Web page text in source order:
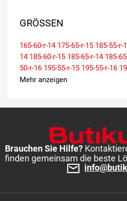
GRÖSSEN
165-60-r-14 175-65-r-15 185-55-r-
14 185-60-r-15 185-65-r-14 185-
50-r-16 195-55-r-15 195-55-r-16
205-50-r-15 205-55-r-15
Mehr anzeigen
Brauchen Sie Hilfe?
finden gemeinsam die beste